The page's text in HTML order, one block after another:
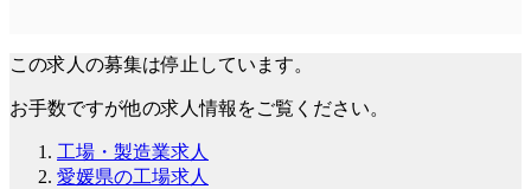
この求人の募集は停止しています。
お手数ですが他の求人情報をご覧ください。
工場・製造業求人
愛媛県の工場求人